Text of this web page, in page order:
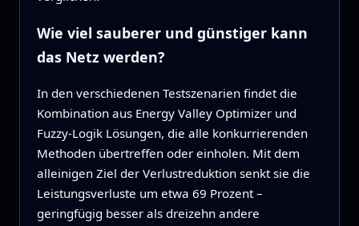
Wie viel sauberer und günstiger kann
das Netz werden?
In den verschiedenen Testszenarien findet die
Kombination aus Energy Valley Optimizer und
Fuzzy-Logik Lösungen, die alle konkurrierenden
Methoden übertreffen oder einholen. Mit dem
alleinigen Ziel der Verlustreduktion senkt sie die
Leistungsverluste um etwa 69 Prozent –
geringfügig besser als dreizehn andere